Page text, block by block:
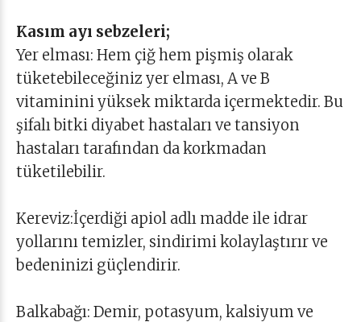
Kasım ayı sebzeleri;
Yer elması: Hem çiğ hem pişmiş olarak
tüketebileceğiniz yer elması, A ve B
vitaminini yüksek miktarda içermektedir. Bu
şifalı bitki diyabet hastaları ve tansiyon
hastaları tarafından da korkmadan
tüketilebilir.
Kereviz:İçerdiği apiol adlı madde ile idrar
yollarını temizler, sindirimi kolaylaştırır ve
bedeninizi güçlendirir.
Balkabağı: Demir, potasyum, kalsiyum ve